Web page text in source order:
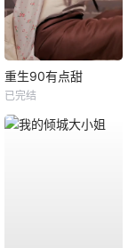
重生90有点甜
已完结